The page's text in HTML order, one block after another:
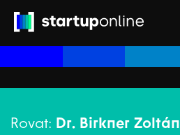
Rovat: Dr. Birkner Zoltán